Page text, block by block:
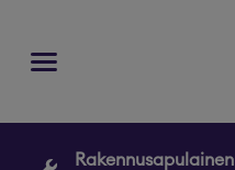
Rakennusapulainen